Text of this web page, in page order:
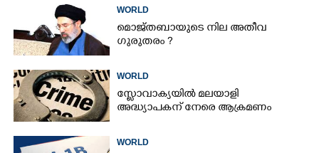
WORLD
മൊജ്തബായുടെ നില അതീവ
ഗുരുതരം ?
WORLD
സ്ലോവാക്യയിൽ മലയാളി
അദ്ധ്യാപകന് നേരെ ആക്രമണം
WORLD